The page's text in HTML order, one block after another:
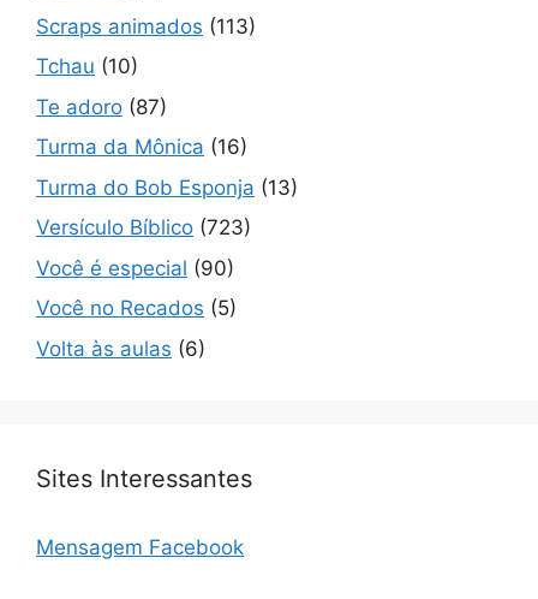
Scraps animados (113)
Tchau (10)
Te adoro (87)
Turma da Mônica (16)
Turma do Bob Esponja (13)
Versículo Bíblico (723)
Você é especial (90)
Você no Recados (5)
Volta às aulas (6)
Sites Interessantes
Mensagem Facebook